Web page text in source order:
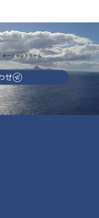
ーシャンドリーム
せ